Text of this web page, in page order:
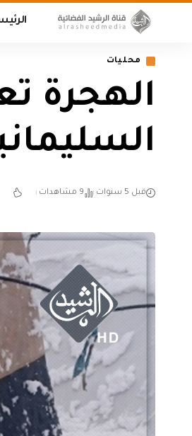
محليات
قبل 5 سنوات 9 مشاهدات